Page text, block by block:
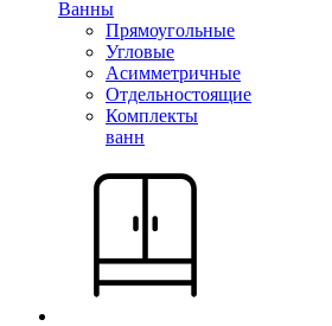
Ванны
Прямоугольные
Угловые
Асимметричные
Отдельностоящие
Комплекты
ванн